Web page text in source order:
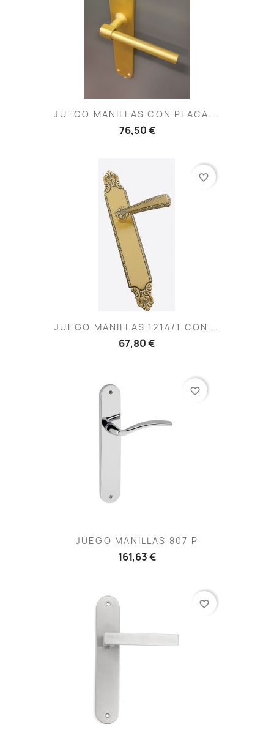
JUEGO MANILLAS CON PLACA...
76,50 €
JUEGO MANILLAS 1214/1 CON...
67,80 €
favorite_border
JUEGO MANILLAS 807 P
161,63 €
favorite_border
favorite_border